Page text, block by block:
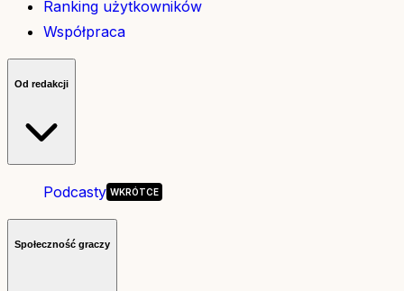
Ranking użytkowników
Współpraca
Od redakcji
Podcasty
Społeczność graczy